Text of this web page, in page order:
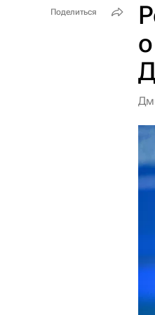
Поделиться